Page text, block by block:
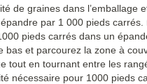
de graines dans l’emballage
par 1 000 pieds carrés.
pieds carrés dans un
bas et parcourez la zone à
tout en tournant entre les
nécessaire pour 1000 pieds